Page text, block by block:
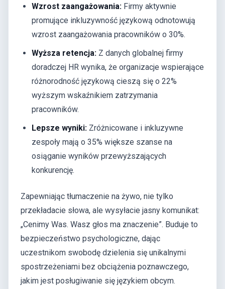
Wzrost zaangażowania: Firmy aktywnie
promujące inkluzywność językową odnotowują
wzrost zaangażowania pracowników o 30%.
Wyższa retencja: Z danych globalnej firmy
doradczej HR wynika, że organizacje wspierające
różnorodność językową cieszą się o 22%
wyższym wskaźnikiem zatrzymania
pracowników.
Lepsze wyniki: Zróżnicowane i inkluzywne
zespoły mają o 35% większe szanse na
osiąganie wyników przewyższających
konkurencję.
Zapewniając tłumaczenie na żywo, nie tylko
przekładacie słowa, ale wysyłacie jasny komunikat:
„Cenimy Was. Wasz głos ma znaczenie”. Buduje to
bezpieczeństwo psychologiczne, dając
uczestnikom swobodę dzielenia się unikalnymi
spostrzeżeniami bez obciążenia poznawczego,
jakim jest posługiwanie się językiem obcym.